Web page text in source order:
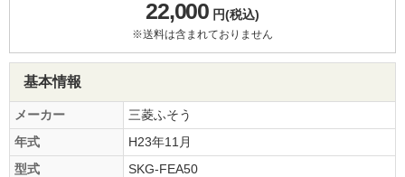
22,000円(税込)
※送料は含まれておりません
基本情報
メーカー
三菱ふそう
年式
H23年11月
型式
SKG-FEA50